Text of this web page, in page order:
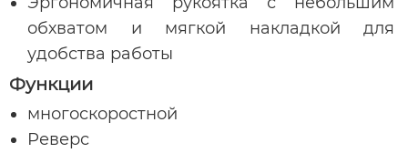
обхватом и мягкой накладкой для
удобства работы
Функции
многоскоростной
Реверс